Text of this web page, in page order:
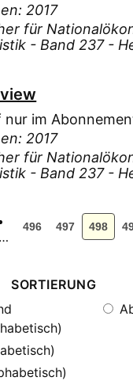
2017
für
- Band 237 -
nur im
2017
für
- Band 237 -
…
496 497 498
SORTIERUNG